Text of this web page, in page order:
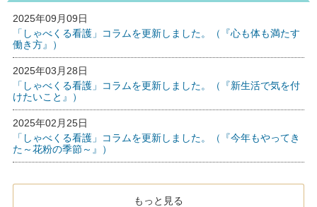
2025年09月09日
「しゃべくる看護」コラムを更新しました。（『心も体も満たす
働き方』）
2025年03月28日
「しゃべくる看護」コラムを更新しました。（『新生活で気を付
けたいこと』）
2025年02月25日
「しゃべくる看護」コラムを更新しました。（『今年もやってき
た～花粉の季節～』）
もっと見る